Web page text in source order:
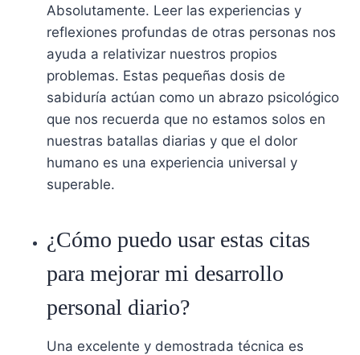
Absolutamente. Leer las experiencias y
reflexiones profundas de otras personas nos
ayuda a relativizar nuestros propios
problemas. Estas pequeñas dosis de
sabiduría actúan como un abrazo psicológico
que nos recuerda que no estamos solos en
nuestras batallas diarias y que el dolor
humano es una experiencia universal y
superable.
¿Cómo puedo usar estas citas
para mejorar mi desarrollo
personal diario?
Una excelente y demostrada técnica es